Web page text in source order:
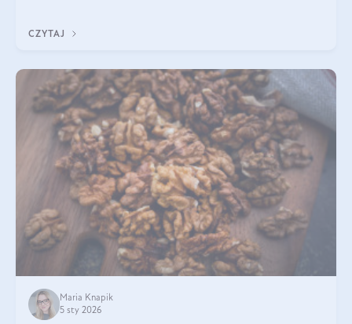
CZYTAJ
Maria Knapik
5 sty 2026